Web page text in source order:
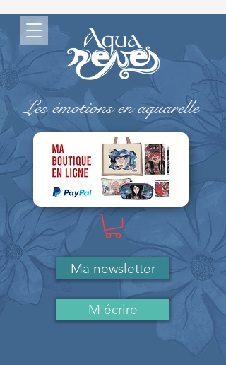
Les émotions en aquarelle
-> MA BOUTIQUE ( Paypal)
Ma newsletter
M'écrire